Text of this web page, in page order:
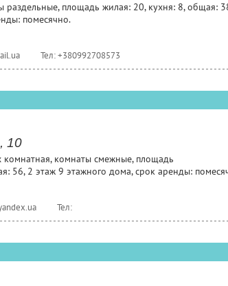
раздельные, площадь жилая: 20, кухня: 8, общая:
помесячно.
Тел: +380992708573
10
комнатная, комнаты смежные, площадь
56, 2 этаж 9 этажного дома, срок аренды:
Тел: